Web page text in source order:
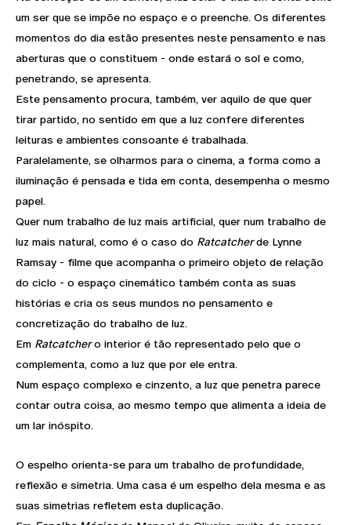
um ser que se impõe no espaço e o preenche. Os diferentes
momentos do dia estão presentes neste pensamento e nas
aberturas que o constituem - onde estará o sol e como,
penetrando, se apresenta.
Este pensamento procura, também, ver aquilo de que quer
tirar partido, no sentido em que a luz confere diferentes
leituras e ambientes consoante é trabalhada.
Paralelamente, se olharmos para o cinema, a forma como a
iluminação é pensada e tida em conta, desempenha o mesmo
papel.
Quer num trabalho de luz mais artificial, quer num trabalho de
luz mais natural, como é o caso do Ratcatcher de Lynne
Ramsay - filme que acompanha o primeiro objeto de relação
do ciclo - o espaço cinemático também conta as suas
histórias e cria os seus mundos no pensamento e
concretização do trabalho de luz.
Em Ratcatcher o interior é tão representado pelo que o
complementa, como a luz que por ele entra.
Num espaço complexo e cinzento, a luz que penetra parece
contar outra coisa, ao mesmo tempo que alimenta a ideia de
um lar inóspito.
O espelho orienta-se para um trabalho de profundidade,
reflexão e simetria. Uma casa é um espelho dela mesma e as
suas simetrias refletem esta duplicação.